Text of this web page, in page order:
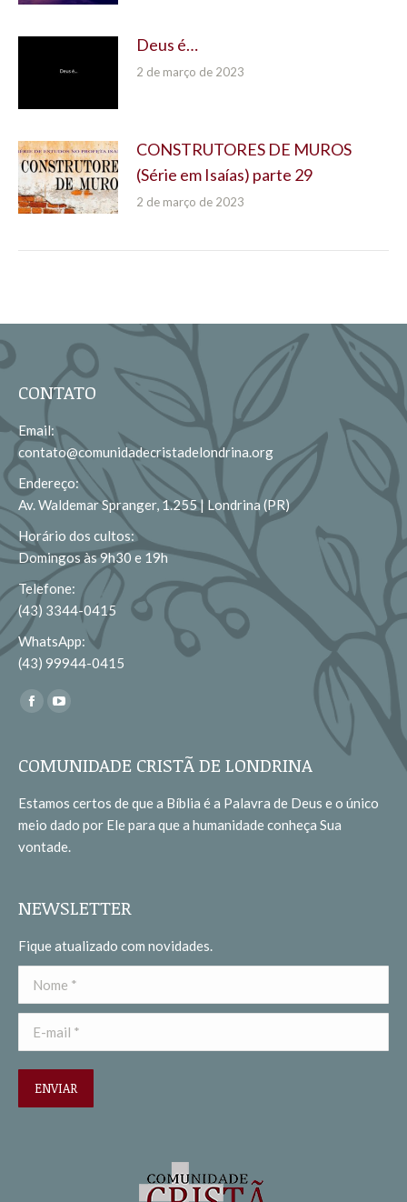
Deus é…
2 de março de 2023
CONSTRUTORES DE MUROS
(Série em Isaías) parte 29
2 de março de 2023
CONTATO
Email:
contato@comunidadecristadelondrina.org
Endereço:
Av. Waldemar Spranger, 1.255 | Londrina (PR)
Horário dos cultos:
Domingos às 9h30 e 19h
Telefone:
(43) 3344-0415
WhatsApp:
(43) 99944-0415
Encontre-nos em:
Facebook
opens
new
window
opens
new
window
COMUNIDADE CRISTÃ DE LONDRINA
Estamos certos de que a Bíblia é a Palavra de Deus e o único
meio dado por Ele para que a humanidade conheça Sua
vontade.
NEWSLETTER
Fique atualizado com novidades.
Nome *
E-mail *
ENVIAR